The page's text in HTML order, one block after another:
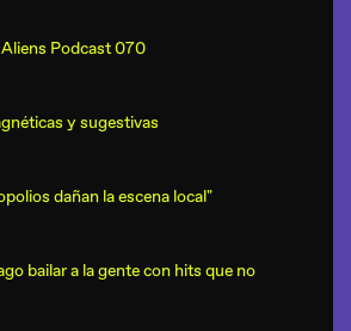
Podcast 070
y sugestivas
dañan la escena local"
bailar a la gente con hits que no